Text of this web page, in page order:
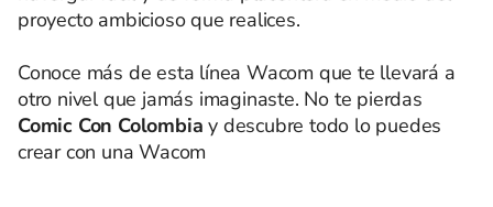
proyecto ambicioso que realices.
Conoce más de esta línea Wacom que te llevará a
otro nivel que jamás imaginaste. No te pierdas
Comic Con Colombiay descubre todo lo puedes
crear con una Wacom